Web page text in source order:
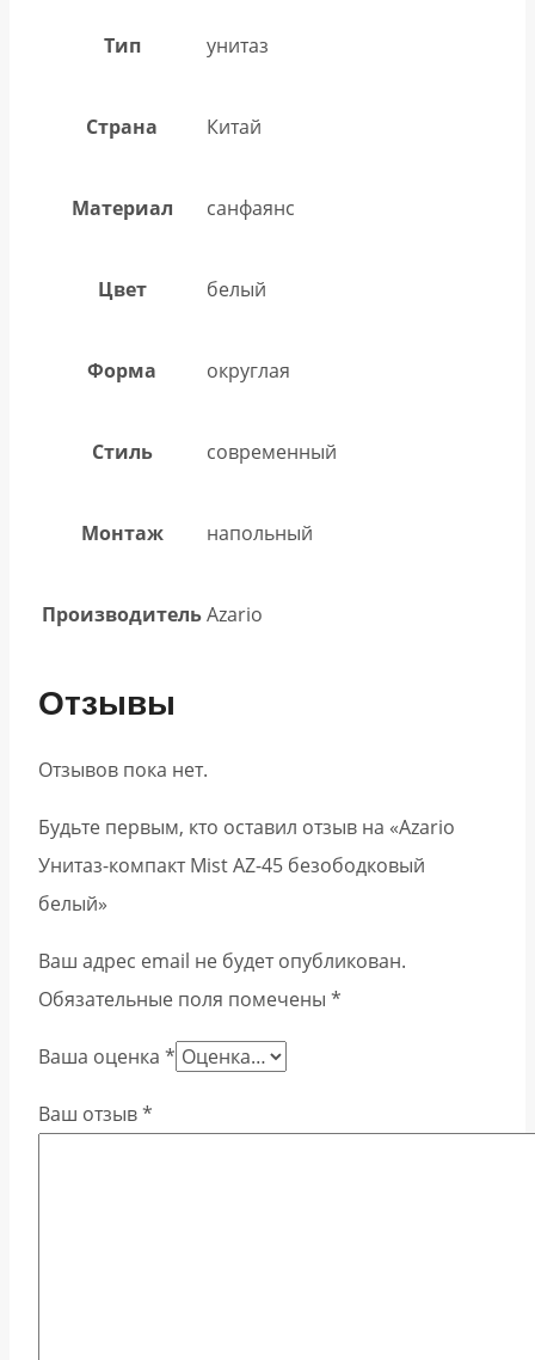
Тип унитаз
Страна Китай
Материал санфаянс
Цвет белый
Форма округлая
Стиль современный
Монтаж напольный
ПроизводительAzario
Отзывы
Отзывов пока нет.
Будьте первым, кто оставил отзыв на «Azario
Унитаз-компакт Mist AZ-45 безободковый
белый»
Ваш адрес email не будет опубликован.
Обязательные поля помечены *
Ваша оценка *
Ваш отзыв*